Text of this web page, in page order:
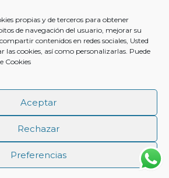
propias y de terceros para obtener
de navegación del usuario, mejorar su
contenidos en redes sociales, Usted
las cookies, así como personalizarlas. Puede
Cookies
Aceptar
Rechazar
Preferencias